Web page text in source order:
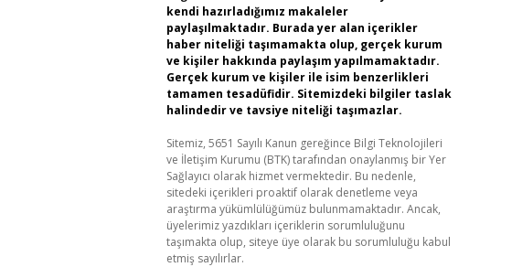
kendi hazırladığımız makaleler
paylaşılmaktadır. Burada yer alan içerikler
haber niteliği taşımamakta olup, gerçek kurum
ve kişiler hakkında paylaşım yapılmamaktadır.
Gerçek kurum ve kişiler ile isim benzerlikleri
tamamen tesadüfidir. Sitemizdeki bilgiler taslak
halindedir ve tavsiye niteliği taşımazlar.
Sitemiz, 5651 Sayılı Kanun gereğince Bilgi Teknolojileri
ve İletişim Kurumu (BTK) tarafından onaylanmış bir Yer
Sağlayıcı olarak hizmet vermektedir. Bu nedenle,
sitedeki içerikleri proaktif olarak denetleme veya
araştırma yükümlülüğümüz bulunmamaktadır. Ancak,
üyelerimiz yazdıkları içeriklerin sorumluluğunu
taşımakta olup, siteye üye olarak bu sorumluluğu kabul
etmiş sayılırlar.